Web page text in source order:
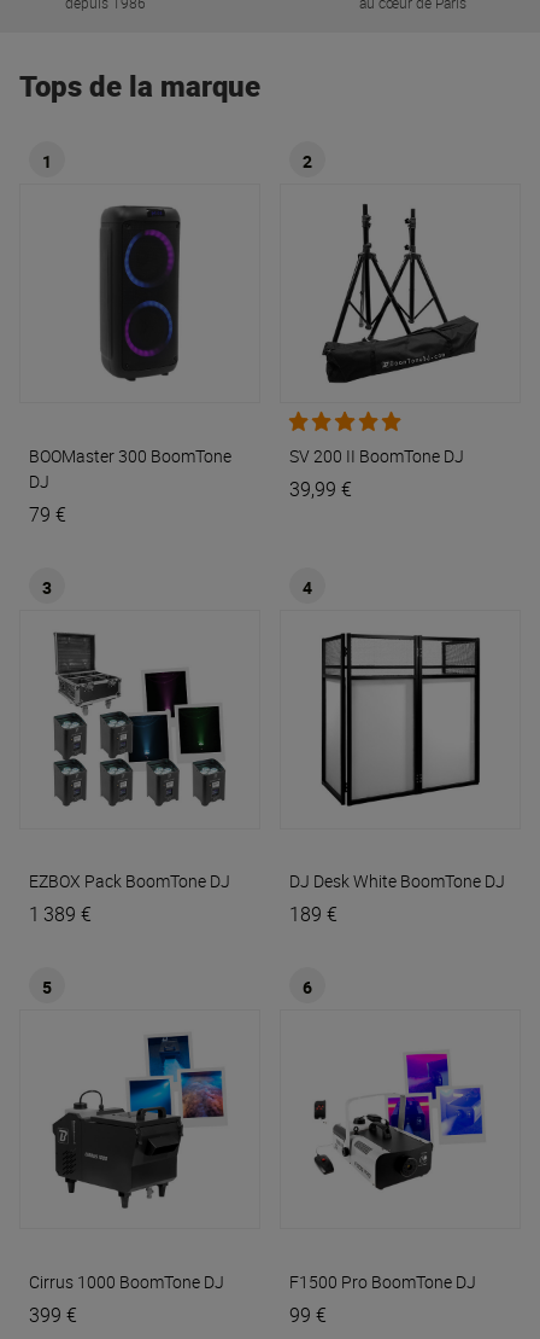
Tops de la marque
1
BOOMaster 300 BoomTone
DJ
79 €
2
SV 200 II BoomTone DJ
39,99 €
3
EZBOX Pack BoomTone DJ
1 389 €
4
DJ Desk White BoomTone DJ
189 €
5
Cirrus 1000 BoomTone DJ
399 €
6
F1500 Pro BoomTone DJ
99 €